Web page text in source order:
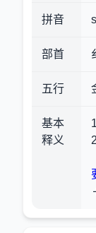
拼音
部首 纟
五行
基本
释义